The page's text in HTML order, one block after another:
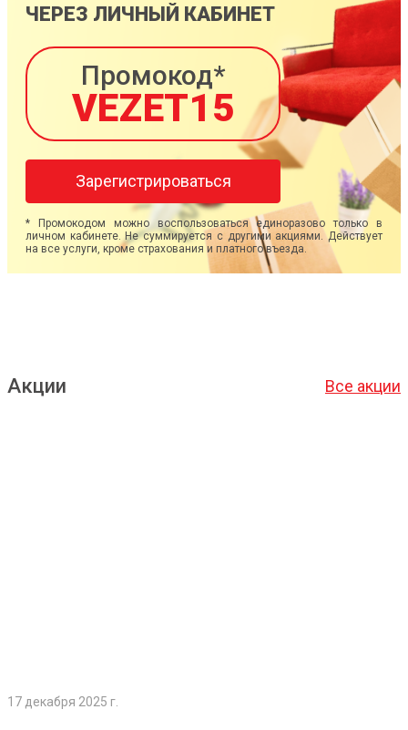
ЧЕРЕЗ ЛИЧНЫЙ КАБИНЕТ
Промокод*
VEZET15
Зарегистрироваться
* Промокодом можно воспользоваться единоразово только в
личном кабинете. Не суммируется с другими акциями. Действует
на все услуги, кроме страхования и платного въезда.
Акции Все акции
17 декабря 2025 г.